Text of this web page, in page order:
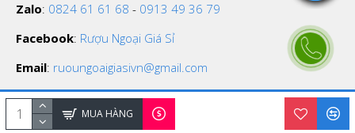
MUA HÀNG
Zalo: 0824 61 61 68 - 0913 49 36 79
Facebook: Rượu Ngoại Giá Sỉ
Email: ruoungoaigiasivn@gmail.com